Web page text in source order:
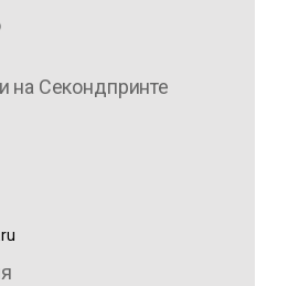
на Секондпринте